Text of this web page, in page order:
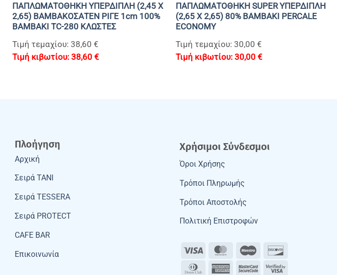
ΠΑΠΛΩΜΑΤΟΘΗΚΗ ΥΠΕΡΔΙΠΛΗ (2,45 Χ
2,65) ΒΑΜΒΑΚΟΣΑΤΕΝ ΡΙΓΕ 1cm 100%
BAMBAKI TC-280 ΚΛΩΣΤΕΣ
Τιμή τεμαχίου: 38,60 €
38,60 €
ΠΑΠΛΩΜΑΤΟΘΗΚΗ SUPER ΥΠΕΡΔΙΠΛΗ
(2,65 Χ 2,65) 80% BAMBAKI PERCALE
ECONOMY
Τιμή τεμαχίου: 30,00 €
30,00€
Πλοήγηση
Αρχική
Σειρά TANI
Σειρά TESSERA
Σειρά PROTECT
CAFE BAR
Επικοινωνία
Χρήσιμοι Σύνδεσμοι
Όροι Χρήσης
Τρόποι Πληρωμής
Τρόποι Αποστολής
Πολιτική Επιστροφών
Visa MasterCardMaestro
Dinners AmericanMasterCard
Visa